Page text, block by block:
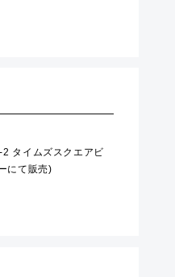
タイムズスクエアビ
にて販売)